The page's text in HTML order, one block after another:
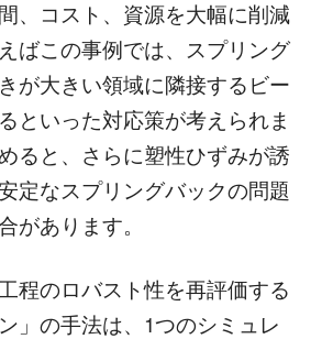
、コスト、資源を大幅に削減
ばこの事例では、スプリング
が大きい領域に隣接するビー
といった対応策が考えられま
ると、さらに塑性ひずみが誘
定なスプリングバックの問題
があります。
程のロバスト性を再評価する
」の手法は、1つのシミュレ